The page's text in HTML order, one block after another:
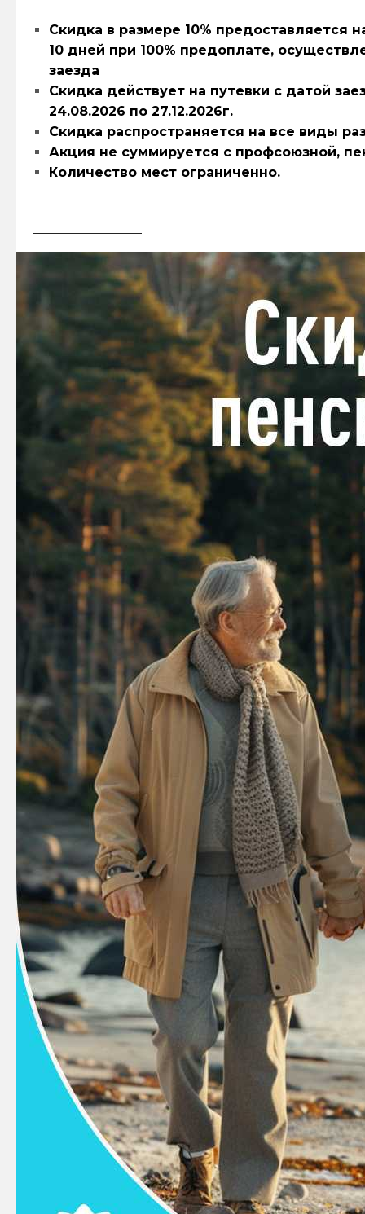
Скидка в размере 10% предоставляется
10 дней при 100% предоплате,
заезда
Скидка действует на путевки с датой
24.08.2026 по 27.12.2026г.
Скидка распространяется на все виды
Акция не суммируется с профсоюзной,
Количество мест ограниченно.